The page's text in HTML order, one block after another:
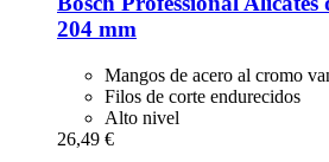
204 mm
Mangos de acero al cromo
Filos de corte endurecidos
Alto nivel
26,49 €